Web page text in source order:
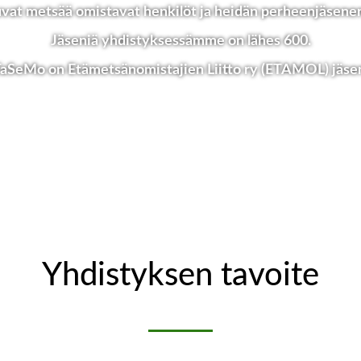
metsää omistavat henkilöt ja heidän
Jäseniä yhdistyksessämme on lähes 600.
on Etämetsänomistajien Liitto ry (ETAMOL)
Yhdistyksen tavoite